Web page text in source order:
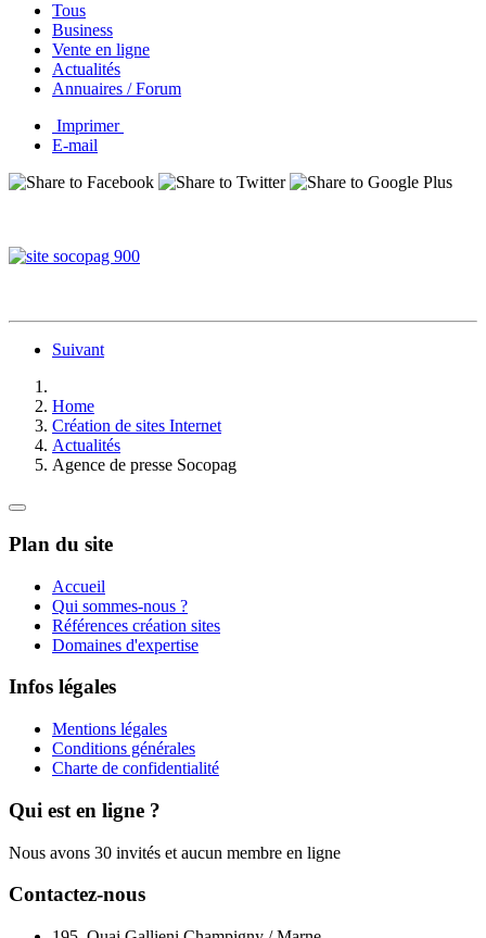
Tous
Business
Vente en ligne
Actualités
Annuaires / Forum
Imprimer
E-mail
Suivant
Home
Création de sites Internet
Actualités
Agence de presse Socopag
Plan du site
Accueil
Qui sommes-nous ?
Références création sites
Domaines d'expertise
Infos légales
Mentions légales
Conditions générales
Charte de confidentialité
Qui est en ligne ?
Nous avons 30 invités et aucun membre en ligne
Contactez-nous